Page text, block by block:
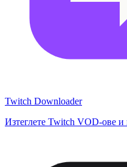
Twitch Downloader
Изтеглете Twitch VOD-ове и